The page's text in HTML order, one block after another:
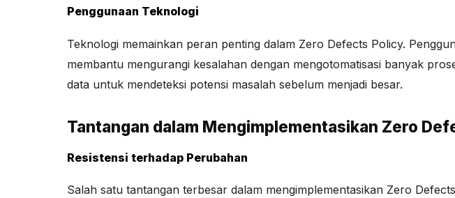
Penggunaan Teknologi
Teknologi memainkan peran penting dalam Zero Defects Policy.
membantu mengurangi kesalahan dengan mengotomatisasi banyak
data untuk mendeteksi potensi masalah sebelum menjadi besar.
Tantangan dalam Mengimplementasikan Zero
Resistensi terhadap Perubahan
Salah satu tantangan terbesar dalam mengimplementasikan Zero